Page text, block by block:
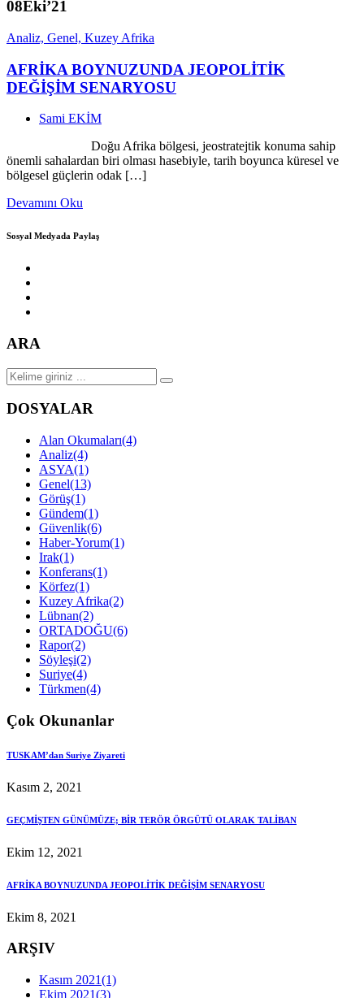
08Eki’21
Analiz, Genel, Kuzey Afrika
AFRİKA BOYNUZUNDA JEOPOLİTİK
DEĞİŞİM SENARYOSU
Sami EKİM
Doğu Afrika bölgesi, jeostratejtik konuma sahip
önemli sahalardan biri olması hasebiyle, tarih boyunca küresel ve
bölgesel güçlerin odak […]
Devamını Oku
Sosyal Medyada Paylaş
ARA
DOSYALAR
Alan Okumaları(4)
Analiz(4)
ASYA(1)
Genel(13)
Görüş(1)
Gündem(1)
Güvenlik(6)
Haber-Yorum(1)
Irak(1)
Konferans(1)
Körfez(1)
Kuzey Afrika(2)
Lübnan(2)
ORTADOĞU(6)
Rapor(2)
Söyleşi(2)
Suriye(4)
Türkmen(4)
Çok Okunanlar
TUSKAM’dan Suriye Ziyareti
Kasım 2, 2021
GEÇMİŞTEN GÜNÜMÜZE; BİR TERÖR ÖRGÜTÜ OLARAK TALİBAN
Ekim 12, 2021
AFRİKA BOYNUZUNDA JEOPOLİTİK DEĞİŞİM SENARYOSU
Ekim 8, 2021
ARŞIV
Kasım 2021(1)
Ekim 2021(3)